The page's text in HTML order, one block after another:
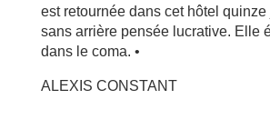
est retournée dans cet hôtel quinze
sans arrière pensée lucrative. Elle
dans le coma. •
ALEXIS CONSTANT